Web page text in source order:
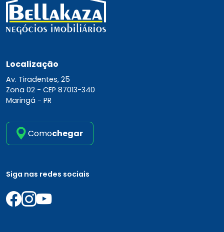
Localização
Av. Tiradentes, 25
Zona 02 - CEP 87013-340
Maringá - PR
Comochegar
Siga nas redes sociais